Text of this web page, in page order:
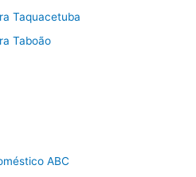
Taquacetuba
Taboão
ABC